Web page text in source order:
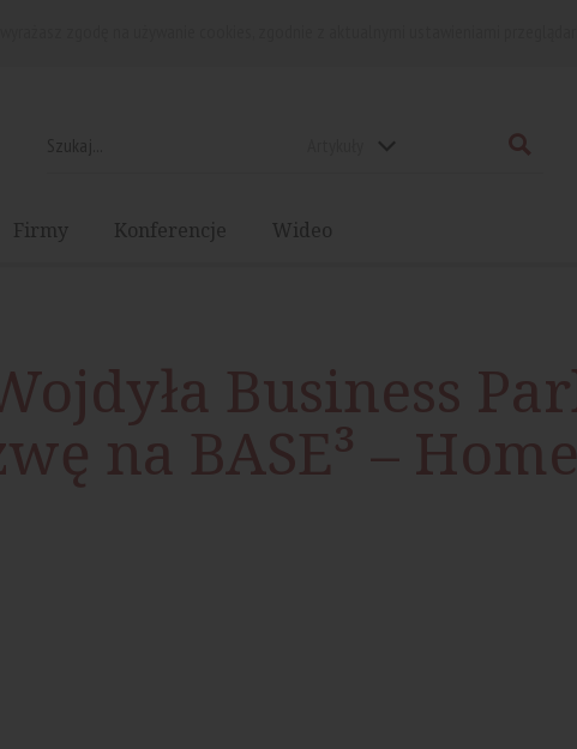
Firmy Konferencje Wideo
Business
na BASE³ –